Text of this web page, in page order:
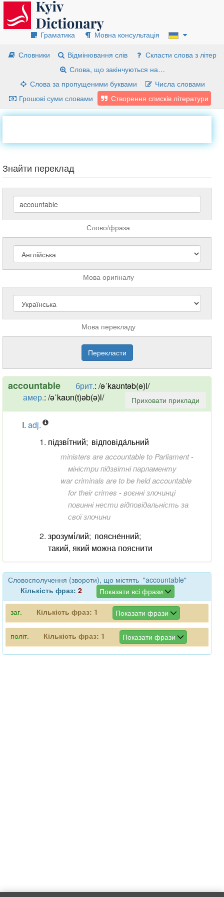
Граматика
Мовна консультація
Словники
Відмінювання слів
Скласти слова з літер
Слова, що закінчуються на…
Слова за пропущеними буквами
Числа словами
Грошові суми словами
Створення списків літератури
Знайти переклад
Слово/фраза
Мова оригіналу
Мова перекладу
accountable брит.: /əˈkaʊntəb(ə)l/
амер.: /əˈkaʊn(t)əb(ə)l/ Приховати приклади
adj.
підзві́тний; відповіда́льний
ministers are accountable to Parliament-
міністри підзвітні парламенту
war criminals are to be held accountable
for their crimes -воєнні злочинці
повинні нести відповідальність за
свої злочини
зрозумі́лий; поясне́нний;
такий, який можна пояснити
Словосполучення (звороти), що містять "accountable"
Кількість фраз: 2 Показати всі фрази
заг. Кількість фраз: 1 Показати фрази
політ. Кількість фраз: 1 Показати фрази